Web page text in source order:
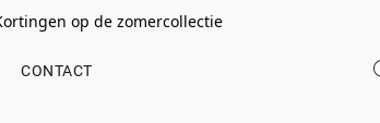
op de zomercollectie
CONTACT